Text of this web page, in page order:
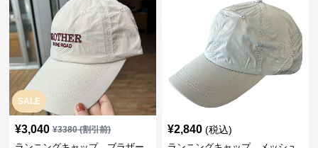
SALE
¥3,040 ¥3380(割引前) ¥2,840 (税込)